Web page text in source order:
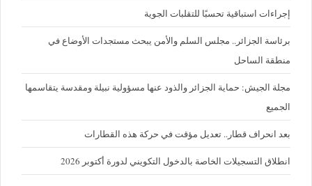
إجراءات استباقية تحسبًا للتقلبات الجوية
برئاسة الجزائر.. مجلس السلم والأمن يبحث مستجدات الأوضاع في
منطقة الساحل
مجلة الجيش: حماية الجزائر والذود عنها مسؤولية نبيلة ومقدسة يتقاسمها
الجميع
بعد انحراف قطار.. تعديل مؤقت في حركة هذه القطارات
انطلاق التسجيلات الخاصة بالدخول التكويني لدورة أكتوبر 2026